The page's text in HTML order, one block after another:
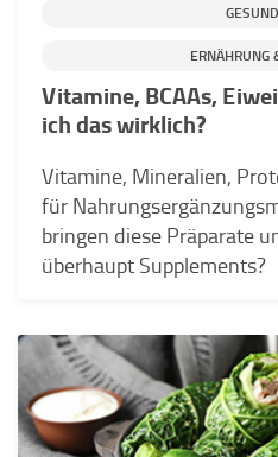
ERNÄHRUNG
Vitamine, BCAAs,
ich das wirklich?
Vitamine, Mineralien,
für
bringen diese Präparate
überhaupt Supplements?